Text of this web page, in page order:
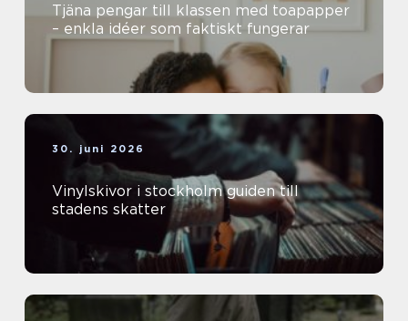
Tjäna pengar till klassen med toapapper
– enkla idéer som faktiskt fungerar
30. juni 2026
Vinylskivor i stockholm guiden till
stadens skatter